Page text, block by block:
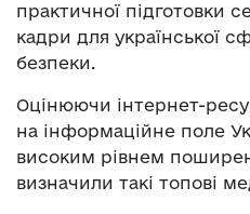
практичної підготовки
кадри для української
безпеки.
Оцінюючи інтернет-
на інформаційне поле
високим рівнем
визначили такі топові